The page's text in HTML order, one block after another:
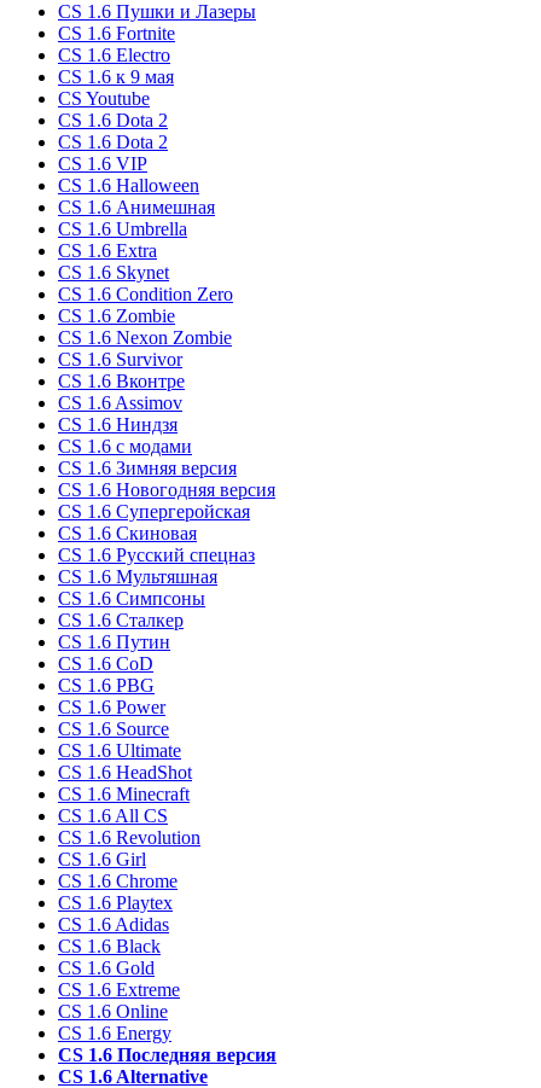
CS 1.6 Пушки и Лазеры
CS 1.6 Fortnite
CS 1.6 Electro
CS 1.6 к 9 мая
CS Youtube
CS 1.6 Dota 2
CS 1.6 Dota 2
CS 1.6 VIP
CS 1.6 Halloween
CS 1.6 Анимешная
CS 1.6 Umbrella
CS 1.6 Extra
CS 1.6 Skynet
CS 1.6 Condition Zero
CS 1.6 Zombie
CS 1.6 Nexon Zombie
CS 1.6 Survivor
CS 1.6 Вконтре
CS 1.6 Assimov
CS 1.6 Ниндзя
CS 1.6 с модами
CS 1.6 Зимняя версия
CS 1.6 Новогодняя версия
CS 1.6 Супергеройская
CS 1.6 Скиновая
CS 1.6 Русский спецназ
CS 1.6 Мультяшная
CS 1.6 Симпсоны
CS 1.6 Сталкер
CS 1.6 Путин
CS 1.6 CoD
CS 1.6 PBG
CS 1.6 Power
CS 1.6 Source
CS 1.6 Ultimate
CS 1.6 HeadShot
CS 1.6 Minecraft
CS 1.6 All CS
CS 1.6 Revolution
CS 1.6 Girl
CS 1.6 Chrome
CS 1.6 Playtex
CS 1.6 Adidas
CS 1.6 Black
CS 1.6 Gold
CS 1.6 Extreme
CS 1.6 Online
CS 1.6 Energy
CS 1.6 Последняя версия
CS 1.6 Alternative